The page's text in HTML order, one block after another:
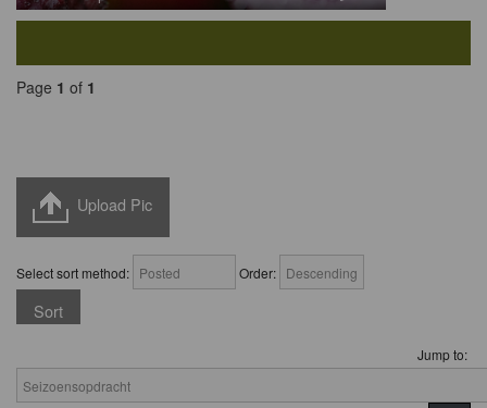
Page 1 of 1
Upload Pic
Select sort method: Order:
Jump to: